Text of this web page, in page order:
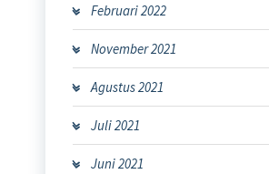
Februari 2022
November 2021
Agustus 2021
Juli 2021
Juni 2021